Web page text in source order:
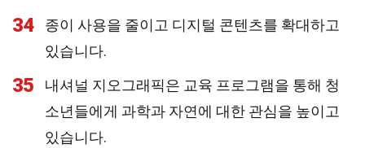
34
종이 사용을 줄이고 디지털 콘텐츠를 확대하고
있습니다.
35
내셔널 지오그래픽은 교육 프로그램을 통해 청
소년들에게 과학과 자연에 대한 관심을 높이고
있습니다.